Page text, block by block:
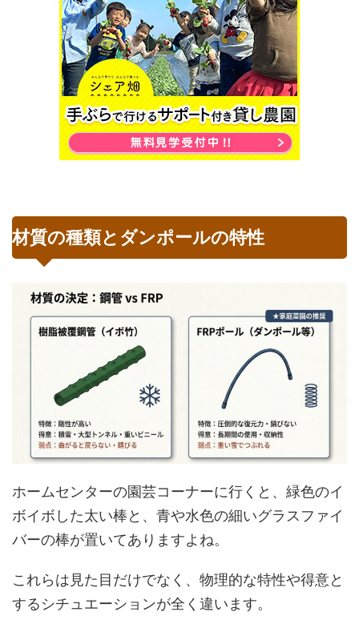
材質の種類とダンポールの特性
ホームセンターの園芸コーナーに行くと、緑色のイ
ボイボした太い棒と、青や水色の細いグラスファイ
バーの棒が置いてありますよね。
これらは見た目だけでなく、物理的な特性や得意と
するシチュエーションが全く違います。